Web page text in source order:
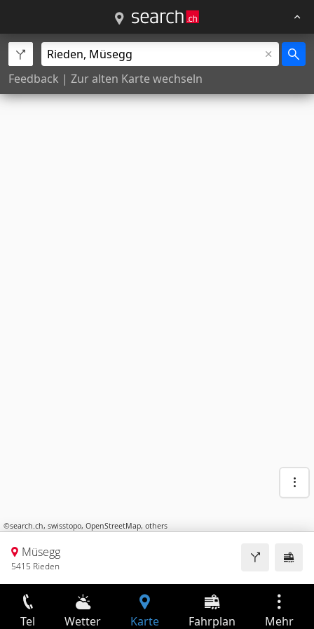
Feedback | Zur alten Karte wechseln
©search.ch, swisstopo, OpenStreetMap, others
Müsegg
5415 Rieden
Tel Wetter Karte Fahrplan Mehr